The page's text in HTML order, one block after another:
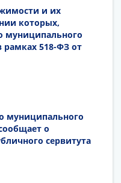
и их
которых,
муниципального
518-ФЗ от
муниципального
о
сервитута